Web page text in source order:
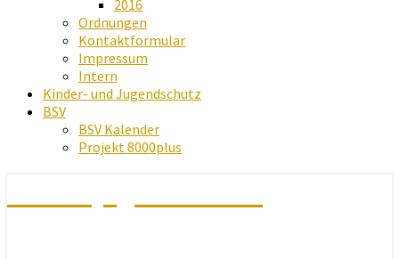
2016
Ordnungen
Kontaktformular
Impressum
Intern
Kinder- und Jugendschutz
BSV
BSV Kalender
Projekt 8000plus